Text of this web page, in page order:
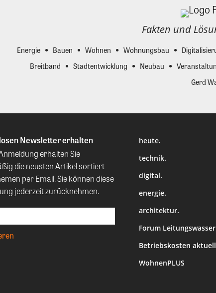
Fakten und
Energie Bauen Wohnen Wohnungsbau
Breitband
Stadtentwicklung Neubau
Gerd
Newsletter erhalten
erhalten Sie
die neusten Artikel sortiert
per Email. Sie können diese
jederzeit zurücknehmen.
heute.
technik.
digital.
energie.
architektur.
Forum Leitungswasser
Betriebskosten aktuell
WohnenPLUS